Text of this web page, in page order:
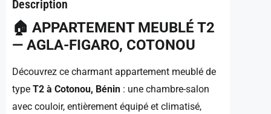
Description
🏠 APPARTEMENT MEUBLÉ T2
— AGLA-FIGARO, COTONOU
Découvrez ce charmant appartement meublé de
type T2 à Cotonou, Bénin : une chambre-salon
avec couloir, entièrement équipé et climatisé,